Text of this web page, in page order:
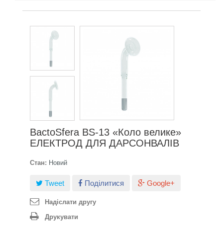
BactoSfera BS-13 «Коло велике»
ЕЛЕКТРОД ДЛЯ ДАРСОНВАЛІВ
Стан: Новий
Tweet Поділитися Google+
Надіслати другу
Друкувати